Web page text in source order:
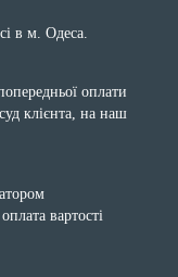
в м. Одеса.
оплати
клієнта, на наш
вартості